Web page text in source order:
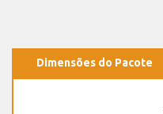
Dimensões do Pacote